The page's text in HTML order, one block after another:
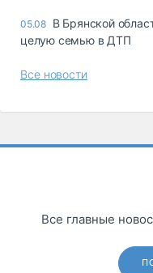
05.08 В Брянской
целую семью в ДТП
Все новости
Все главные